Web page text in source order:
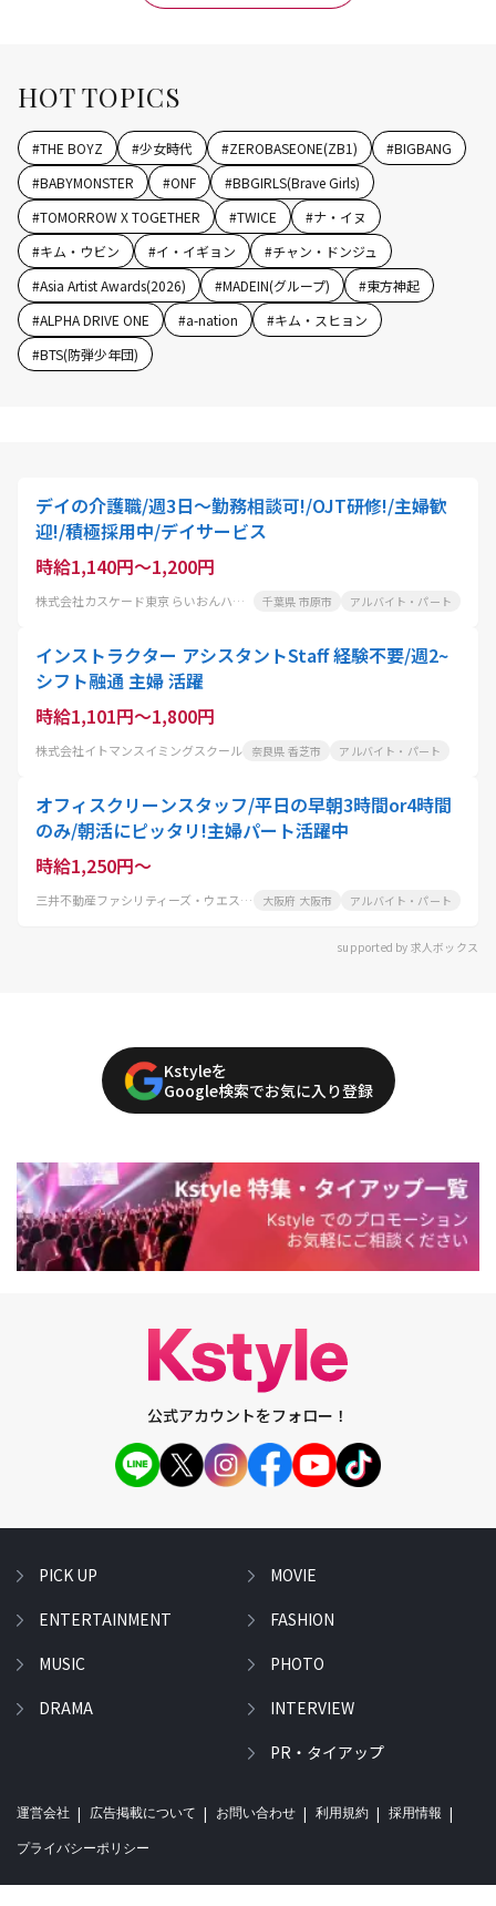
HOT TOPICS
#THE BOYZ #少女時代 #ZEROBASEONE(ZB1) #BIGBANG
#BABYMONSTER #ONF #BBGIRLS(Brave Girls)
#TOMORROW X TOGETHER #TWICE #ナ・イヌ
#キム・ウビン #イ・イギョン #チャン・ドンジュ
#Asia Artist Awards(2026) #MADEIN(グループ) #東方神起
#ALPHA DRIVE ONE #a-nation #キム・スヒョン
#BTS(防弾少年団)
デイの介護職/週3日～勤務相談可!/OJT研修!/主婦歓
迎!/積極採用中/デイサービス
時給1,140円～1,200円
株式会社カスケード東京 らいおんハートリハビリ温泉デイサービス五井 千葉県 市原市 アルバイト・パート
インストラクター アシスタントStaff 経験不要/週2~
シフト融通 主婦 活躍
時給1,101円～1,800円
株式会社イトマンスイミングスクール 奈良県 香芝市 アルバイト・パート
オフィスクリーンスタッフ/平日の早朝3時間or4時間
のみ/朝活にピッタリ!主婦パート活躍中
時給1,250円～
三井不動産ファシリティーズ・ウエスト株式会社 大阪府 大阪市 アルバイト・パート
supported by 求人ボックス
Kstyleを
Google検索でお気に入り登録
公式アカウントをフォロー！
PICK UP
ENTERTAINMENT
MUSIC
DRAMA
MOVIE
FASHION
PHOTO
INTERVIEW
PR・タイアップ
運営会社 広告掲載について お問い合わせ 利用規約 採用情報
プライバシーポリシー